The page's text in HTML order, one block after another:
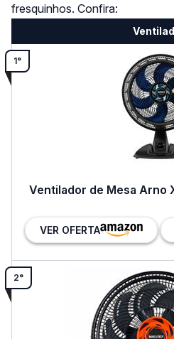
fresquinhos. Confira:
1°
Ventilador de Mesa Arno
VER OFERTA
2°